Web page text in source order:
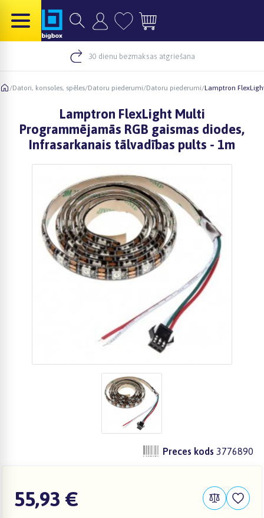
30 dienu bezmaksas atgriešana
/Datori, konsoles, spēles/Datoru piederumi/Datoru piederumi/Lamptron
Lamptron FlexLight Multi
Programmējamās RGB gaismas diodes,
Infrasarkanais tālvadības pults - 1m
Preces kods 3776890
55,93 €